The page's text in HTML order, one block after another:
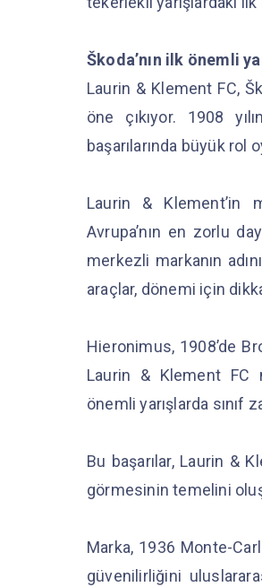
Škoda’nın ilk önemli
Laurin & Klement FC,
öne çıkıyor. 1908
başarılarında büyük rol
Laurin & Klement’in
Avrupa’nın en zorlu
merkezli markanın
araçlar, dönemi için
Hieronimus, 1908’de
Laurin & Klement FC
önemli yarışlarda sınıf
Bu başarılar, Laurin &
görmesinin temelini
Marka, 1936 Monte-
güvenilirliğini